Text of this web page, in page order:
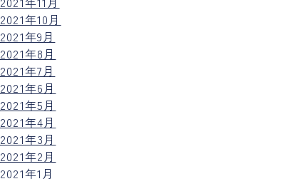
2021年10月
2021年9月
2021年8月
2021年7月
2021年6月
2021年5月
2021年4月
2021年3月
2021年2月
2021年1月